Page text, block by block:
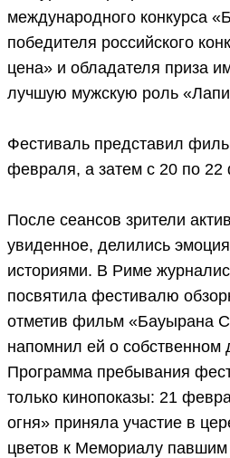
международного конкурса
победителя российского
цена» и обладателя приза
лучшую мужскую роль
Фестиваль представил
февраля, а затем с 20 по
После сеансов зрители
увиденное, делились
историями. В Риме
посвятила фестивалю
отметив фильм «Бауырана
напомнил ей о собственном
Программа пребывания
только кинопоказы: 21
огня» приняла участие в
цветов к Мемориалу павшим